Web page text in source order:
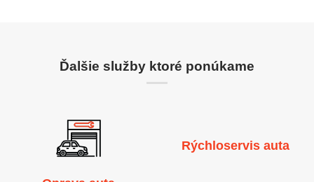
Ďalšie služby ktoré ponúkame
Rýchloservis auta